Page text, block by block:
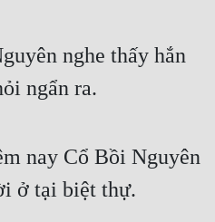
nghe thấy hắn
ngẩn ra.
nay Cổ Bồi Nguyên
ở tại biệt thự.